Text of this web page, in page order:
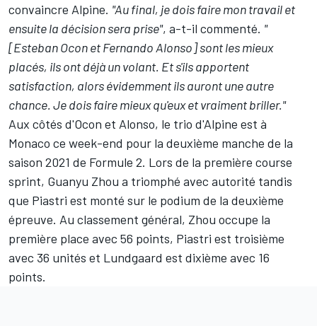
convaincre Alpine. "Au final, je dois faire mon travail et
ensuite la décision sera prise", a-t-il commenté. "
[Esteban Ocon et Fernando Alonso] sont les mieux
placés, ils ont déjà un volant. Et s'ils apportent
satisfaction, alors évidemment ils auront une autre
chance. Je dois faire mieux qu'eux et vraiment briller."
Aux côtés d'Ocon et Alonso, le trio d'Alpine est à
Monaco ce week-end pour la deuxième manche de la
saison 2021 de Formule 2. Lors de la première course
sprint, Guanyu Zhou a triomphé avec autorité tandis
que Piastri est monté sur le podium de la deuxième
épreuve. Au classement général, Zhou occupe la
première place avec 56 points, Piastri est troisième
avec 36 unités et Lundgaard est dixième avec 16
points.